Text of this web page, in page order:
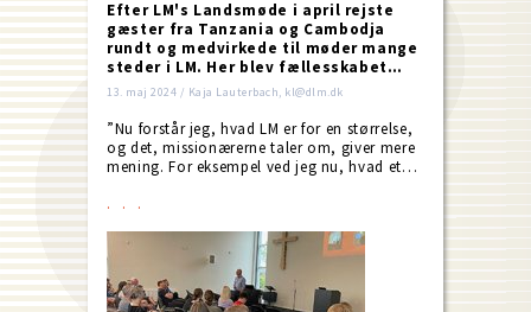
Efter LM's Landsmøde i april rejste
gæster fra Tanzania og Cambodja
rundt og medvirkede til møder mange
steder i LM. Her blev fællesskabet…
13. maj 2024 / Kaja Lauterbach, kl@dlm.dk
”Nu forstår jeg, hvad LM er for en størrelse,
og det, missionærerne taler om, giver mere
mening. For eksempel ved jeg nu, hvad et…